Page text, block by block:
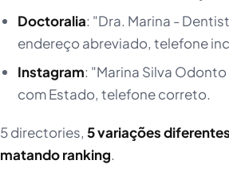
Doctoralia: "Dra. Marina -
endereço abreviado, telefone
Instagram: "Marina Silva
com Estado, telefone correto.
5 directories, 5 variações diferentes
matando ranking.